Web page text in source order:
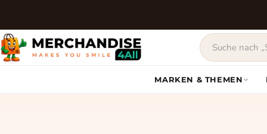
MARKEN & THEMEN